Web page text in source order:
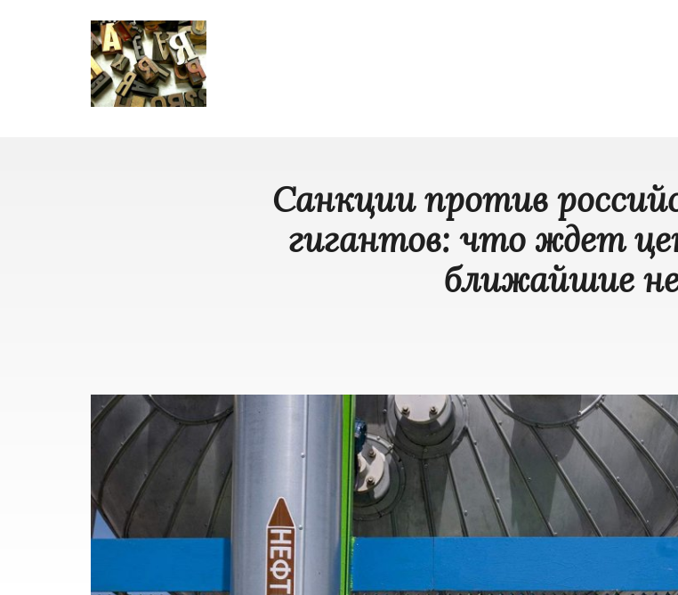
Санкции против
гигантов: что ждет
ближайшие